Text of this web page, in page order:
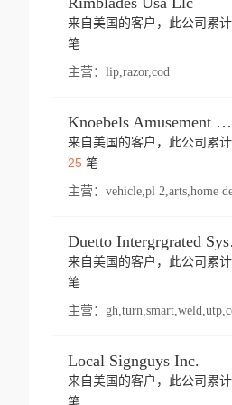
来自美国的客户，此公司累
笔
主营： lip,razor,cod
Knoebels Amusement Resort
来自美国的客户，此公司累
25笔
主营：
来自美国的客户，此公司累
笔
主营：
Local Signguys Inc.
来自美国的客户，此公司累
笔